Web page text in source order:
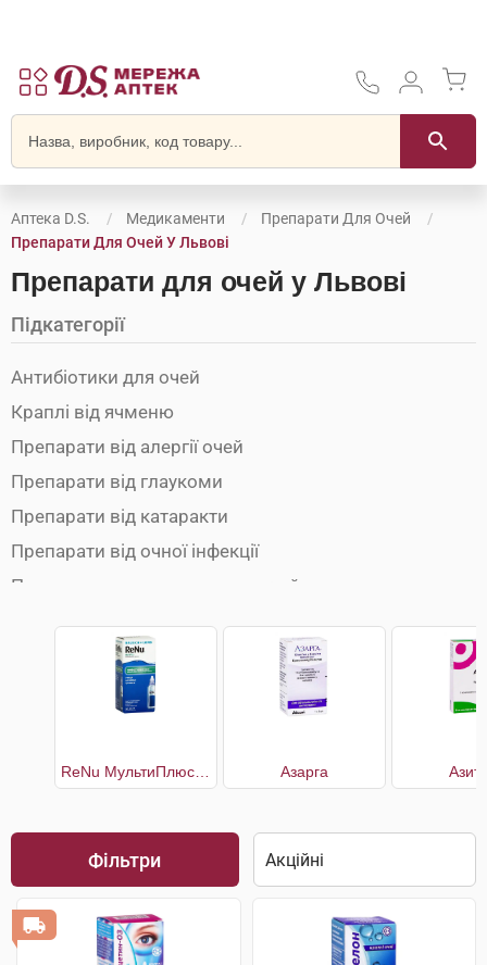
Аптека D.S. Медикаменти
Препарати Для Очей
Препарати Для Очей У Львові
Препарати для очей у Львові
Підкатегорії
Антибіотики для очей
Краплі від ячменю
Препарати від алергії очей
Препарати від глаукоми
Препарати від катаракти
Препарати від очної інфекції
Препарати для зволоження очей
Розчини для лінз
Азарга
Фільтри